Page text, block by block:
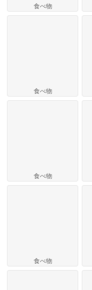
食べ物
食べ物
食べ物
食べ物